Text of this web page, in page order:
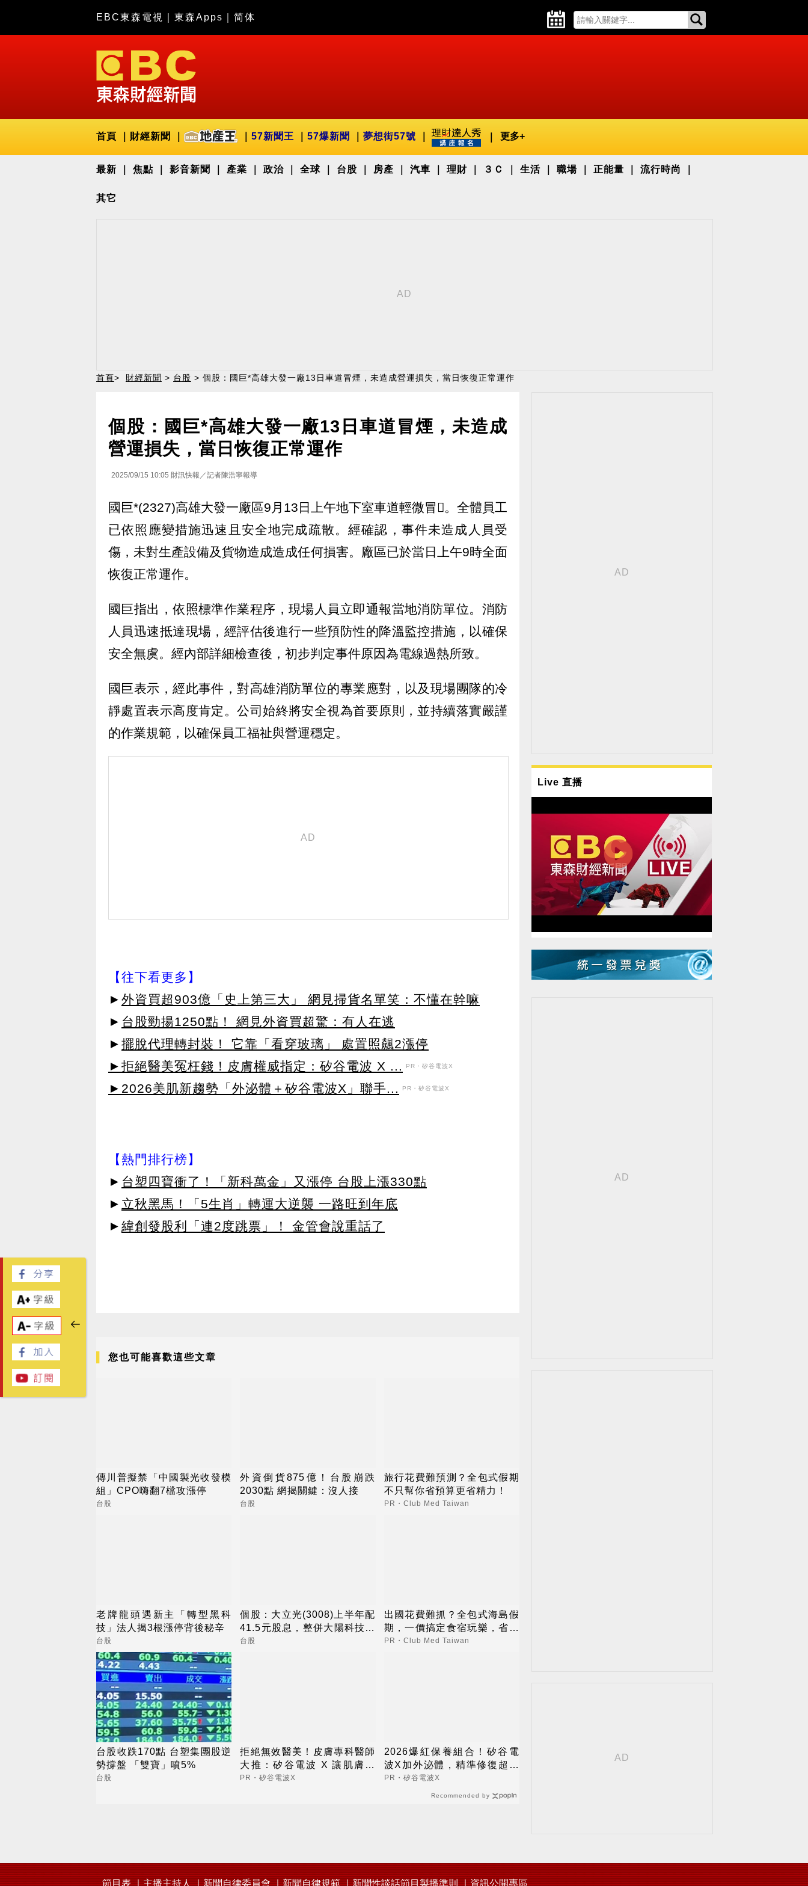
EBC東森電視 東森Apps 简体
首頁 財經新聞 57新聞王 57爆新聞 夢想街57號 更多+
最新 焦點 影音新聞 產業 政治 全球 台股 房產 汽車 理財 ３Ｃ 生活 職場 正能量 流行時尚
其它
首頁> 財經新聞 > 台股 > 個股：國巨*高雄大發一廠13日車道冒煙，未造成營運損失，當日恢復正常運作
個股：國巨*高雄大發一廠13日車道冒煙，未造成
營運損失，當日恢復正常運作
2025/09/15 10:05 財訊快報／記者陳浩寧報導
國巨*(2327)高雄大發一廠區9月13日上午地下室車道輕微冒。全體員工
已依照應變措施迅速且安全地完成疏散。經確認，事件未造成人員受
傷，未對生產設備及貨物造成造成任何損害。廠區已於當日上午9時全面
恢復正常運作。
國巨指出，依照標準作業程序，現場人員立即通報當地消防單位。消防
人員迅速抵達現場，經評估後進行一些預防性的降溫監控措施，以確保
安全無虞。經內部詳細檢查後，初步判定事件原因為電線過熱所致。
國巨表示，經此事件，對高雄消防單位的專業應對，以及現場團隊的冷
靜處置表示高度肯定。公司始終將安全視為首要原則，並持續落實嚴謹
的作業規範，以確保員工福祉與營運穩定。
【往下看更多】
► 外資買超903億「史上第三大」 網見掃貨名單笑：不懂在幹嘛
► 台股勁揚1250點！ 網見外資買超驚：有人在逃
► 擺脫代理轉封裝！ 它靠「看穿玻璃」 處置照飆2漲停
►拒絕醫美冤枉錢！皮膚權威指定：矽谷電波 X ...
PR・矽谷電波X
►2026美肌新趨勢「外泌體＋矽谷電波X」聯手... PR・矽谷電波X
【熱門排行榜】
► 台塑四寶衝了！「新科萬金」又漲停 台股上漲330點
► 立秋黑馬！「5生肖」轉運大逆襲 一路旺到年底
► 緯創發股利「連2度跳票」！ 金管會說重話了
您也可能喜歡這些文章
傳川普擬禁「中國製光收發模
組」CPO嗨翻7檔攻漲停
台股
外資倒貨875億！台股崩跌
2030點 網揭關鍵：沒人接
台股
旅行花費難預測？全包式假期
不只幫你省預算更省精力！
PR・Club Med Taiwan
老牌龍頭遇新主「轉型黑科
技」法人揭3根漲停背後秘辛
台股
個股：大立光(3008)上半年配
41.5元股息，整併大陽科技為
100%子公司
台股
出國花費難抓？全包式海島假
期，一價搞定食宿玩樂，省錢
更省心！
PR・Club Med Taiwan
台股收跌170點 台塑集團股逆
勢撐盤 「雙寶」噴5%
台股
拒絕無效醫美！皮膚專科醫師
大推：矽谷電波 X 讓肌膚由
內而外更強韌
PR・矽谷電波X
2026爆紅保養組合！矽谷電
波X加外泌體，精準修復超有
感
PR・矽谷電波X
Recommended by
Live 直播
節目表 主播主持人 新聞自律委員會 新聞自律規範 新聞性談話節目製播準則 資訊公開專區